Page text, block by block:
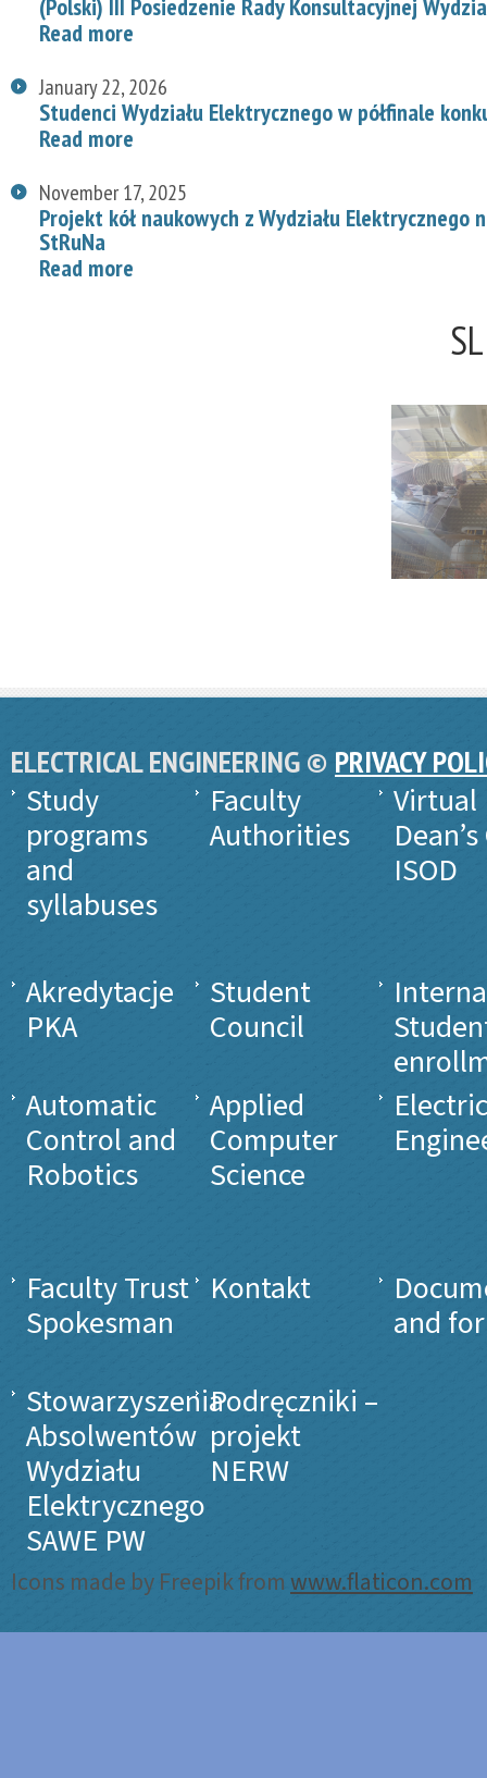
Read more
January 22, 2026
Studenci Wydziału Elektrycznego w półfinale
Read more
November 17, 2025
Projekt kół naukowych z Wydziału
StRuNa
Read more
ELECTRICAL ENGINEERING © PRIVACY
Study
programs
and
syllabuses
Faculty
Authorities
Virtual
ISOD
Akredytacje
PKA
Student
Council
Automatic
Control and
Robotics
Applied
Computer
Science
Faculty Trust
Spokesman
Kontakt
and
Stowarzyszenia
Absolwentów
Wydziału
Elektrycznego
SAWE PW
Podręczniki –
projekt
NERW
Icons made by Freepik fromwww.flaticon.com